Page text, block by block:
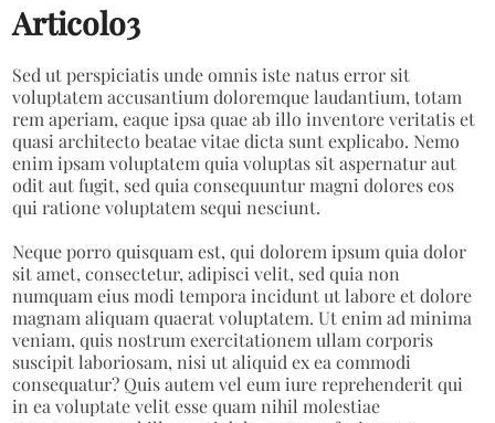
Articolo3
Sed ut perspiciatis unde omnis iste natus error sit
voluptatem accusantium doloremque laudantium, totam
rem aperiam, eaque ipsa quae ab illo inventore veritatis et
quasi architecto beatae vitae dicta sunt explicabo. Nemo
enim ipsam voluptatem quia voluptas sit aspernatur aut
odit aut fugit, sed quia consequuntur magni dolores eos
qui ratione voluptatem sequi nesciunt.
Neque porro quisquam est, qui dolorem ipsum quia dolor
sit amet, consectetur, adipisci velit, sed quia non
numquam eius modi tempora incidunt ut labore et dolore
magnam aliquam quaerat voluptatem. Ut enim ad minima
veniam, quis nostrum exercitationem ullam corporis
suscipit laboriosam, nisi ut aliquid ex ea commodi
consequatur? Quis autem vel eum iure reprehenderit qui
in ea voluptate velit esse quam nihil molestiae